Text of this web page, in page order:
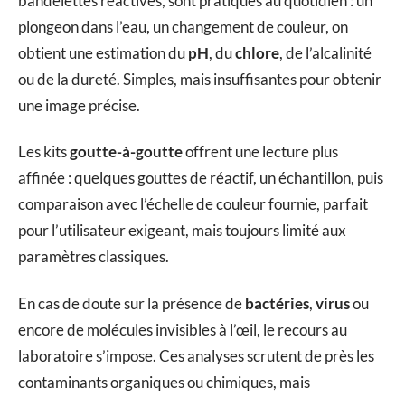
plongeon dans l’eau, un changement de couleur, on
obtient une estimation dupH, duchlore, de l’alcalinité
ou de la dureté. Simples, mais insuffisantes pour obtenir
une image précise.
Les kitsgoutte-à-goutteoffrent une lecture plus
affinée : quelques gouttes de réactif, un échantillon, puis
comparaison avec l’échelle de couleur fournie, parfait
pour l’utilisateur exigeant, mais toujours limité aux
paramètres classiques.
En cas de doute sur la présence debactéries,virusou
encore de molécules invisibles à l’œil, le recours au
laboratoire s’impose. Ces analyses scrutent de près les
contaminants organiques ou chimiques, mais